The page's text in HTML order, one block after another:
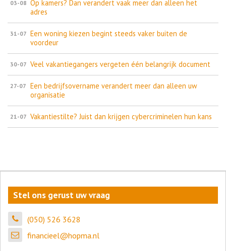
03-08 Op kamers? Dan verandert vaak meer dan alleen het
adres
31-07 Een woning kiezen begint steeds vaker buiten de
voordeur
30-07 Veel vakantiegangers vergeten één belangrijk document
27-07 Een bedrijfsovername verandert meer dan alleen uw
organisatie
21-07 Vakantiestilte? Juist dan krijgen cybercriminelen hun kans
Stel ons gerust uw vraag
(050) 526 3628
financieel@hopma.nl